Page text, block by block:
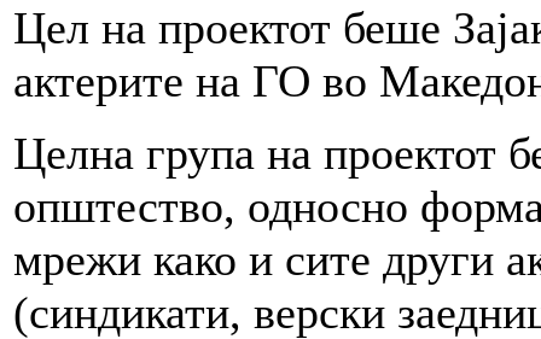
Цел на проектот беше
актерите на ГО во
Целна група на проектот
општество, односно
мрежи како и сите други
(синдикати, верски